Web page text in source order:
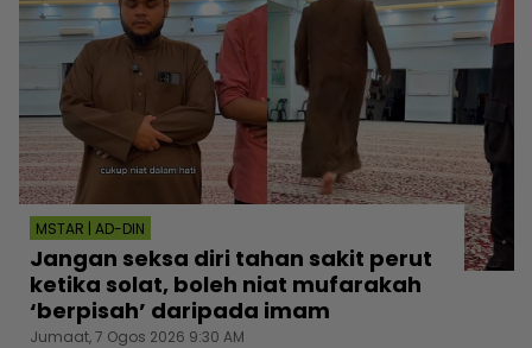
MSTAR | AD-DIN
Jangan seksa diri tahan sakit perut
ketika solat, boleh niat mufarakah
‘berpisah’ daripada imam
Jumaat, 7 Ogos 2026 9:30 AM